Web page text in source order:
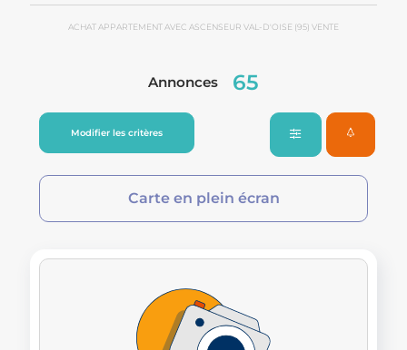
ACHAT APPARTEMENT AVEC ASCENSEUR VAL-D'OISE (95) VENTE
Annonces 65
Modifier les critères
Carte en plein écran